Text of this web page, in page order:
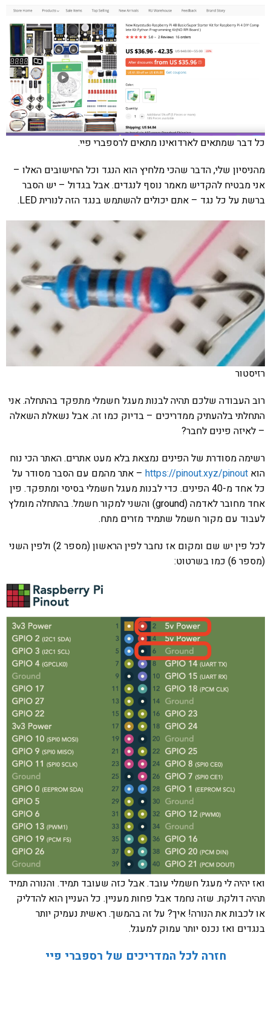
כל דבר שמתאים לארדואינו מתאים לרספברי פיי.
מהניסיון שלי, הדבר שהכי מלחיץ הוא הנגד וכל החישובים האלו –
אני מבטיח להקדיש מאמר נוסף לנגדים. אבל בגדול – יש הסבר
ברשת על כל נגד – אתם יכולים להשתמש בנגד הזה לנורית LED.
רזיסטור
רוב העבודה שלכם תהיה לבנות מעגל חשמלי מתפקד בהתחלה. אני
התחלתי בלהעתיק ממדריכים – בדיוק כמו זה. אבל נשאלת השאלה
– לאיזה פינים לחבר?
רשימה מסודרת של הפינים נמצאת בלא מעט אתרים. האתר הכי נוח
הוא https://pinout.xyz/pinout – אתר מהמם עם הסבר מסודר על
כל אחד מ-40 הפינים. כדי לבנות מעגל חשמלי בסיסי ומתפקד. פין
אחד מחובר לאדמה (ground) והשני למקור חשמל. בהתחלה מומלץ
לעבוד עם מקור חשמל שתמיד מזרים מתח.
לכל פין יש שם ומקום אז נחבר לפין הראשון (מספר 2) ולפין השני
(מספר 6) כמו בשרטוט:
ואז יהיה לי מעגל חשמלי עובד. אבל כזה שעובד תמיד. והנורה תמיד
תהיה דולקת. שזה נחמד אבל פחות מעניין. כל העניין הוא להדליק
או לכבות את הנורה! איך? על זה בהמשך. ראשית נעמיק יותר
בנגדים ואז נכנס יותר עמוק למעגל.
חזרה לכל המדריכים של רספברי פיי